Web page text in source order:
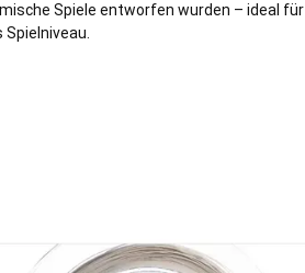
Spiele entworfen wurden – ideal für
Spielniveau.